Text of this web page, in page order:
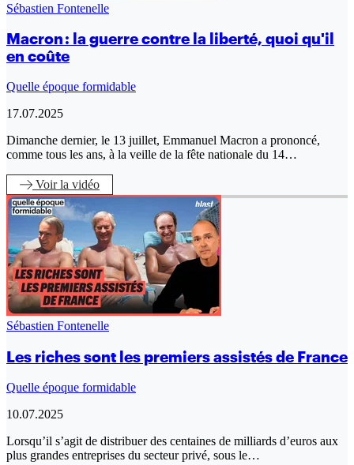
Sébastien Fontenelle
Macron : la guerre contre la liberté, quoi qu'il
en coûte
Quelle époque formidable
17.07.2025
Dimanche dernier, le 13 juillet, Emmanuel Macron a prononcé,
comme tous les ans, à la veille de la fête nationale du 14…
Voirla vidéo
Sébastien Fontenelle
Les riches sont les premiers assistés de France
Quelle époque formidable
10.07.2025
Lorsqu’il s’agit de distribuer des centaines de milliards d’euros aux
plus grandes entreprises du secteur privé, sous le…